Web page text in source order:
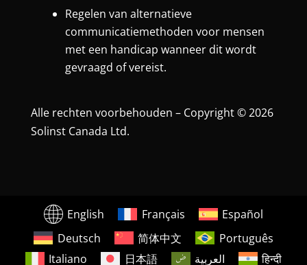
Regelen van alternatieve
communicatiemethoden voor mensen
met een handicap wanneer dit wordt
gevraagd of vereist.
Alle rechten voorbehouden – Copyright © 2026
Solinst Canada Ltd.
English Français
Español
Deutsch
简体中文
Português
Italiano
日本語 العربية हिन्दी